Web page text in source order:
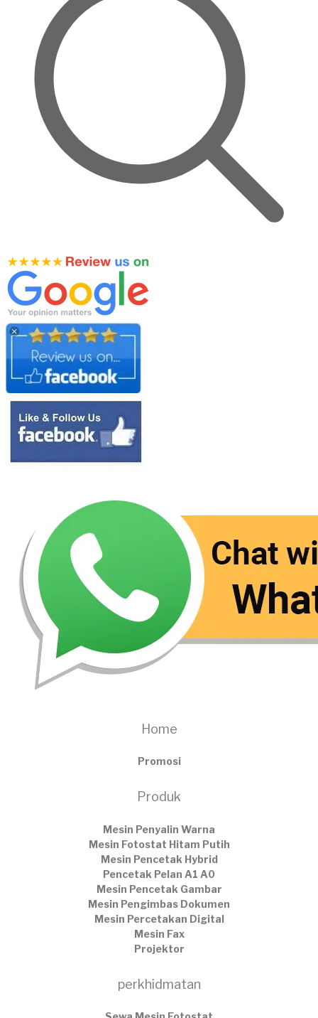
Home
Promosi
Produk
Mesin Penyalin Warna
Mesin Fotostat Hitam Putih
Mesin Pencetak Hybrid
Pencetak Pelan A1 A0
Mesin Pencetak Gambar
Mesin Pengimbas Dokumen
Mesin Percetakan Digital
Mesin Fax
Projektor
perkhidmatan